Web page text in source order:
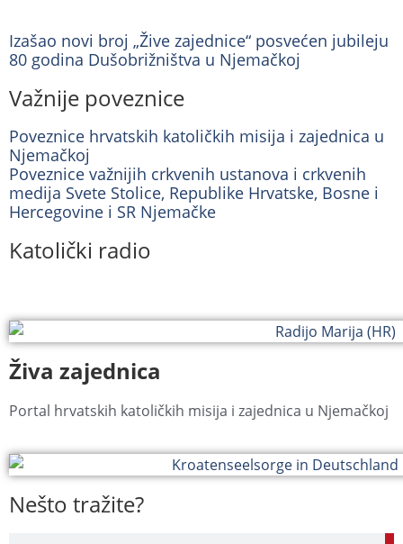
Izašao novi broj „Žive zajednice“ posvećen jubileju
80 godina Dušobrižništva u Njemačkoj
Važnije poveznice
Poveznice hrvatskih katoličkih misija i zajednica u
Njemačkoj
Poveznice važnijih crkvenih ustanova i crkvenih
medija Svete Stolice, Republike Hrvatske, Bosne i
Hercegovine i SR Njemačke
Katolički radio
Živa zajednica
Portal hrvatskih katoličkih misija i zajednica u Njemačkoj
Nešto tražite?